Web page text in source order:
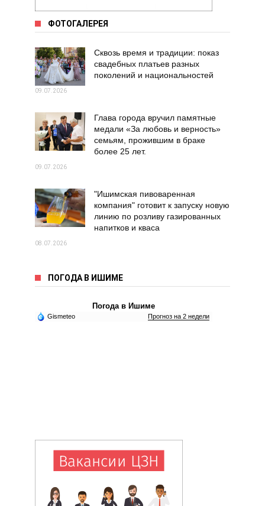
ФОТОГАЛЕРЕЯ
Сквозь время и традиции: показ
свадебных платьев разных
поколений и национальностей
09.07.2026
Глава города вручил памятные
медали «За любовь и верность»
семьям, прожившим в браке
более 25 лет.
09.07.2026
"Ишимская пивоваренная
компания" готовит к запуску новую
линию по розливу газированных
напитков и кваса
08.07.2026
ПОГОДА В ИШИМЕ
Погода в Ишиме
Gismeteo Прогноз на 2 недели